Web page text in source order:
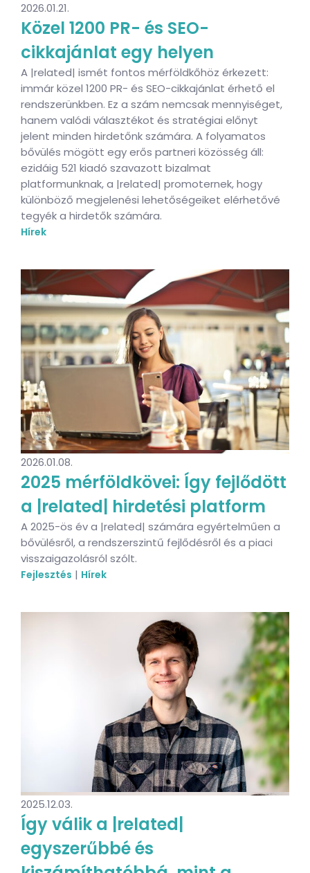
2026.01.21.
Közel 1200 PR- és SEO-
cikkajánlat egy helyen
A |related| ismét fontos mérföldkőhöz érkezett:
immár közel 1200 PR- és SEO-cikkajánlat érhető el
rendszerünkben. Ez a szám nemcsak mennyiséget,
hanem valódi választékot és stratégiai előnyt
jelent minden hirdetőnk számára. A folyamatos
bővülés mögött egy erős partneri közösség áll:
ezidáig 521 kiadó szavazott bizalmat
platformunknak, a |related| promoternek, hogy
különböző megjelenési lehetőségeiket elérhetővé
tegyék a hirdetők számára.
Hírek
2026.01.08.
2025 mérföldkövei: Így fejlődött
a |related| hirdetési platform
A 2025-ös év a |related| számára egyértelműen a
bővülésről, a rendszerszintű fejlődésről és a piaci
visszaigazolásról szólt.
Fejlesztés | Hírek
2025.12.03.
Így válik a |related|
egyszerűbbé és